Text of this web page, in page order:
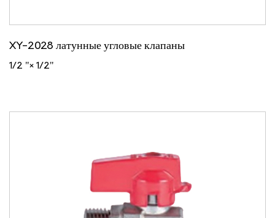
XY-2028 латунные угловые клапаны
1/2 "× 1/2"